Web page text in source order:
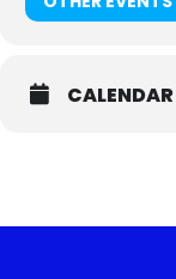
CALENDAR